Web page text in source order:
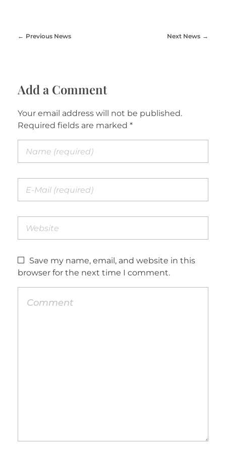
Previous News Next News
Add a Comment
Your email address will not be published.
Required fields are marked *
Save my name, email, and website in this
browser for the next time I comment.